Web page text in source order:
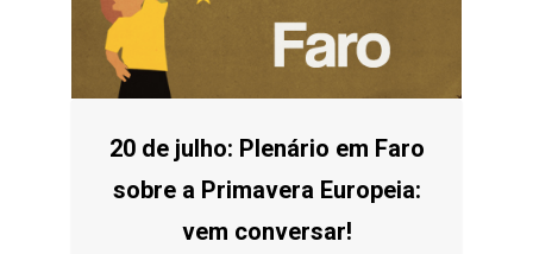
20 de julho: Plenário em Faro
sobre a Primavera Europeia:
vem conversar!